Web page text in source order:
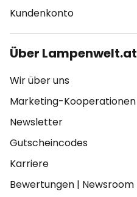
Kundenkonto
Über Lampenwelt.at
Wir über uns
Marketing-Kooperationen
Newsletter
Gutscheincodes
Karriere
Bewertungen | Newsroom